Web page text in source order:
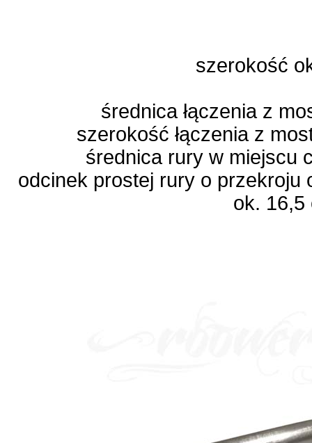
szerokość
średnica łączenia z
szerokość łączenia z
średnica rury w miejscu
odcinek prostej rury o przekroju
ok. 16,5